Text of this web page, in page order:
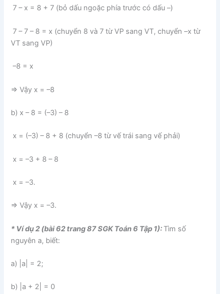
7 – x = 8 + 7 (bỏ dấu ngoặc phía trước có dấu –)
7 – 7 – 8 = x (chuyển 8 và 7 từ VP sang VT, chuyển –x từ
VT sang VP)
–8 = x
⇒ Vậy x = –8
b) x – 8 = (–3) – 8
x = (–3) – 8 + 8 (chuyển –8 từ vế trái sang vế phải)
x = –3 + 8 – 8
x = –3.
⇒ Vậy x = –3.
* Ví dụ 2 (bài 62 trang 87 SGK Toán 6 Tập 1): Tìm số
nguyên a, biết:
a) |a| = 2;
b) |a + 2| = 0